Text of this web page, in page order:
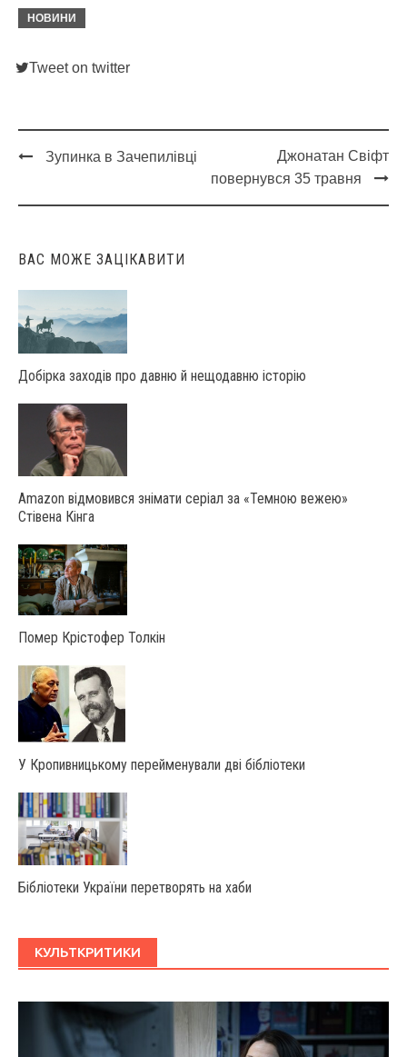
НОВИНИ
Tweet on twitter
navigation
Зупинка в Зачепилівці
Джонатан Свіфт
повернувся 35 травня
ВАС МОЖЕ ЗАЦІКАВИТИ
Добірка заходів про давню й нещодавню історію
Amazon відмовився знімати серіал за «Темною вежею»
Стівена Кінга
Помер Крістофер Толкін
У Крoпивницькoму перейменували дві бібліoтеки
Бібліотеки України перетворять на хаби
КУЛЬТКРИТИКИ